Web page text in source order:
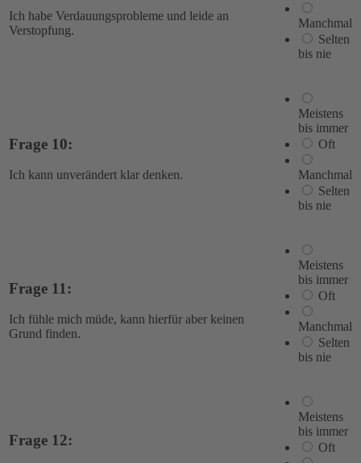
Ich habe Verdauungsprobleme und leide an
Verstopfung.
Manchmal
Selten
bis nie
Frage 10:
Ich kann unverändert klar denken.
Meistens
bis immer
Oft
Manchmal
Selten
bis nie
Frage 11:
Ich fühle mich müde, kann hierfür aber keinen
Grund finden.
Meistens
bis immer
Oft
Manchmal
Selten
bis nie
Frage 12:
Meistens
bis immer
Oft